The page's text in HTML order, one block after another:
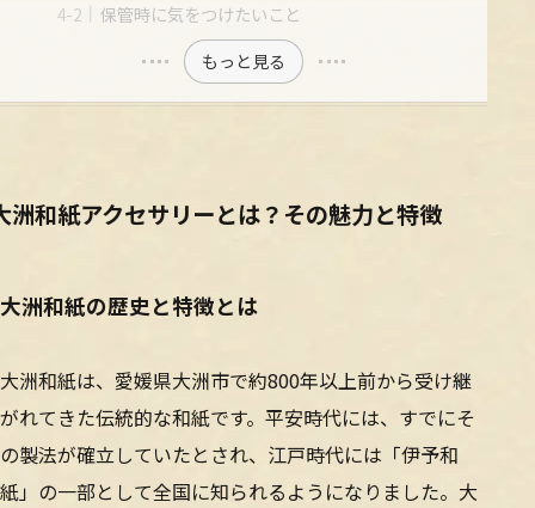
保管時に気をつけたいこと
もっと見る
洲和紙アクセサリーとは？その魅力と特徴
大洲和紙の歴史と特徴とは
大洲和紙は、愛媛県大洲市で約800年以上前から受け継
がれてきた伝統的な和紙です。平安時代には、すでにそ
の製法が確立していたとされ、江戸時代には「伊予和
紙」の一部として全国に知られるようになりました。大